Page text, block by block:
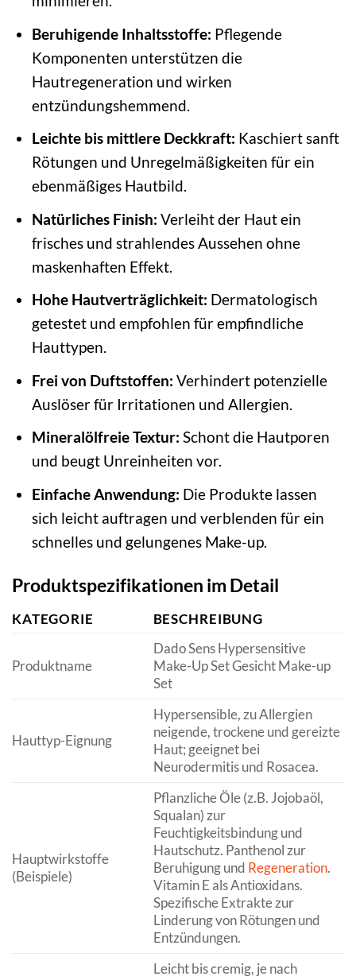
Beruhigende Inhaltsstoffe: Pflegende
Komponenten unterstützen die
Hautregeneration und wirken
entzündungshemmend.
Leichte bis mittlere Deckkraft: Kaschiert sanft
Rötungen und Unregelmäßigkeiten für ein
ebenmäßiges Hautbild.
Natürliches Finish: Verleiht der Haut ein
frisches und strahlendes Aussehen ohne
maskenhaften Effekt.
Hohe Hautverträglichkeit: Dermatologisch
getestet und empfohlen für empfindliche
Hauttypen.
Frei von Duftstoffen: Verhindert potenzielle
Auslöser für Irritationen und Allergien.
Mineralölfreie Textur: Schont die Hautporen
und beugt Unreinheiten vor.
Einfache Anwendung: Die Produkte lassen
sich leicht auftragen und verblenden für ein
schnelles und gelungenes Make-up.
Produktspezifikationen im Detail
KATEGORIE BESCHREIBUNG
Produktname
Dado Sens Hypersensitive
Make-Up Set Gesicht Make-up
Set
Hauttyp-Eignung
Hypersensible, zu Allergien
neigende, trockene und gereizte
Haut; geeignet bei
Neurodermitis und Rosacea.
Hauptwirkstoffe
(Beispiele)
Pflanzliche Öle (z.B. Jojobaöl,
Squalan) zur
Feuchtigkeitsbindung und
Hautschutz. Panthenol zur
Beruhigung und Regeneration.
Vitamin E als Antioxidans.
Spezifische Extrakte zur
Linderung von Rötungen und
Entzündungen.
Leicht bis cremig, je nach